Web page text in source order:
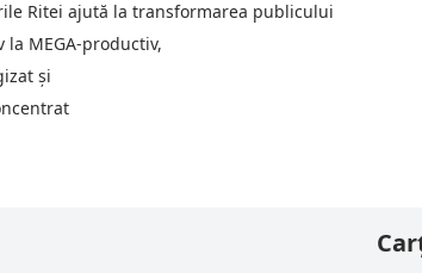
Ritei ajută la transformarea publicului
la MEGA-productiv,
și